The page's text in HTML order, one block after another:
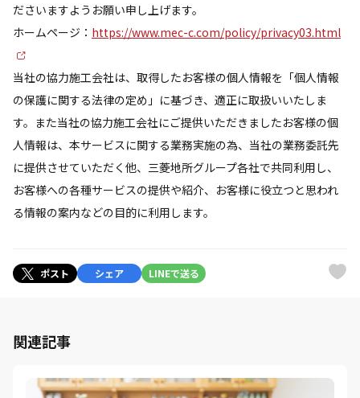
ださいますようお願い申し上げます。
ホームページ： https://www.mec-c.com/policy/privacy03.html
当社の協力施工会社は、取得したお客様の個人情報を「個人情報
の保護に関する法律の定め」に基づき、適正に取扱いいたしま
す。また当社の協力施工会社にご提供いただきましたお客様の個
人情報は、本サービスに関する業務実施の為、当社の業務委託先
に提供させていただく他、三菱地所グループ各社で共同利用し、
お客様への各種サービスの提供や紹介、お客様に役立つと思われ
る情報の案内などの目的に利用します。
ポスト シェア LINEで送る
関連記事